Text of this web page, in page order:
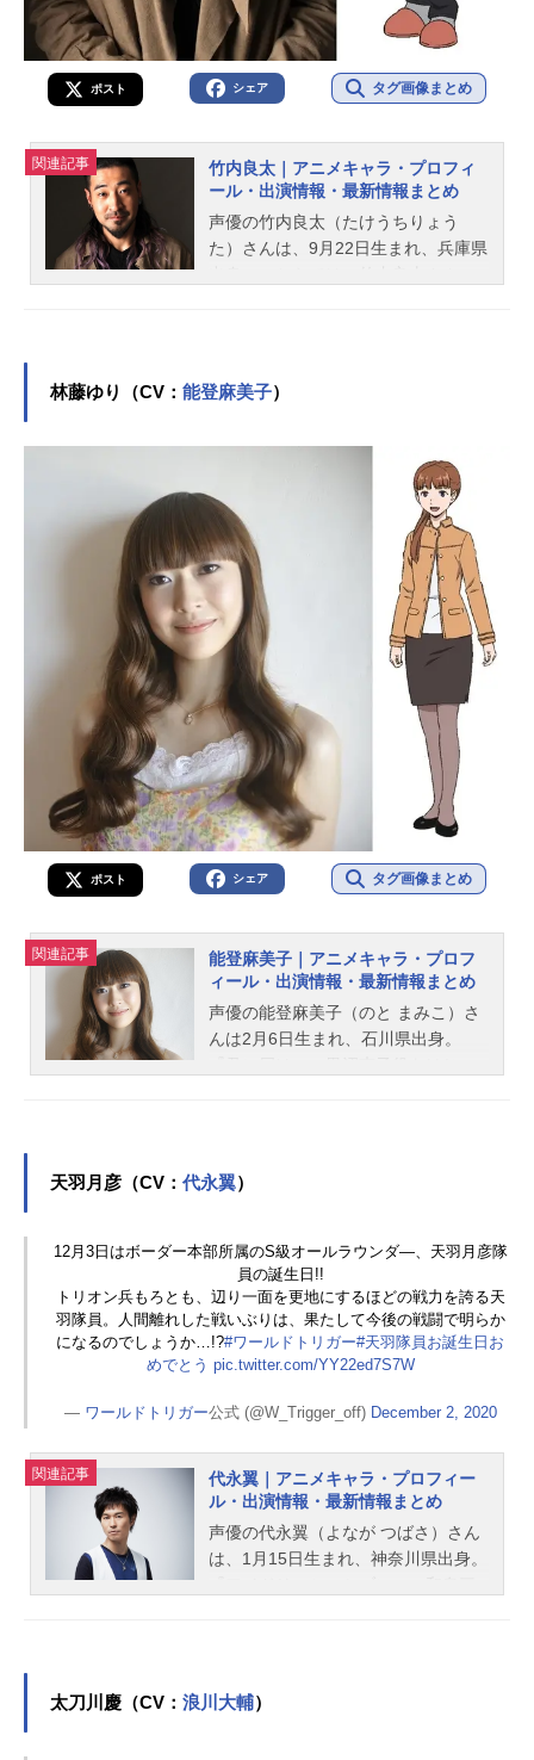
ポスト シェア タグ画像まとめ
関連記事
竹内良太｜アニメキャラ・プロフィ
ール・出演情報・最新情報まとめ
声優の竹内良太（たけうちりょう
た）さんは、9月22日生まれ、兵庫県
林藤ゆり（CV： 能登麻美子）
ポスト シェア タグ画像まとめ
関連記事
能登麻美子｜アニメキャラ・プロフ
ィール・出演情報・最新情報まとめ
声優の能登麻美子（のと まみこ）さ
んは2月6日生まれ、石川県出身。
美子さんのオススメ記事をご紹介！
天羽月彦（CV： 代永翼）
12月3日はボーダー本部所属のS級オールラウンダ―、天羽月彦隊
員の誕生日!!
トリオン兵もろとも、辺り一面を更地にするほどの戦力を誇る天
羽隊員。人間離れした戦いぶりは、果たして今後の戦闘で明らか
になるのでしょうか…!?#ワールドトリガー#天羽隊員お誕生日お
めでとう pic.twitter.com/YY22ed7S7W
— ワールドトリガー公式 (@W_Trigger_off) December 2, 2020
関連記事
代永翼｜アニメキャラ・プロフィー
ル・出演情報・最新情報まとめ
声優の代永翼（よなが つばさ）さん
は、1月15日生まれ、神奈川県出身。
は、代永翼さんのオススメ記事をご
紹介！
太刀川慶（CV： 浪川大輔）